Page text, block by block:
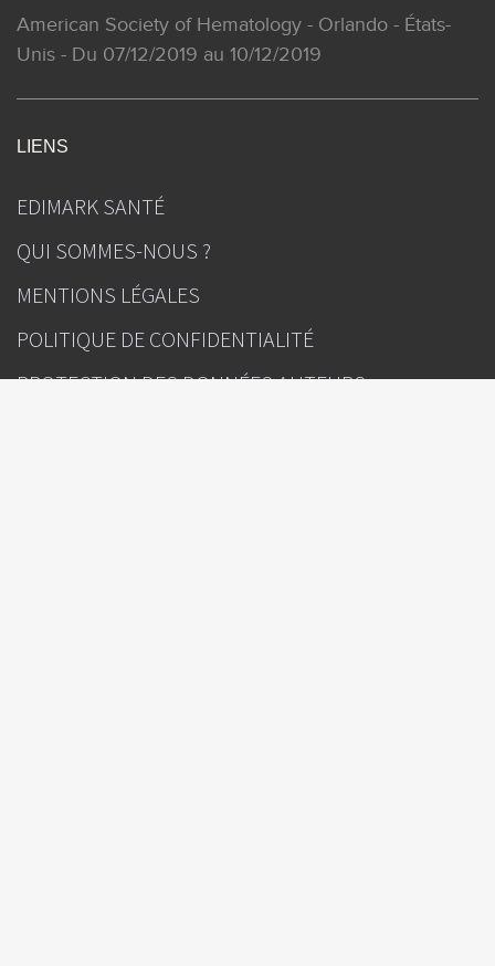
American Society of Hematology - Orlando - États-
Unis - Du 07/12/2019 au 10/12/2019
LIENS
EDIMARK SANTÉ
QUI SOMMES-NOUS ?
MENTIONS LÉGALES
POLITIQUE DE CONFIDENTIALITÉ
PROTECTION DES DONNÉES AUTEURS